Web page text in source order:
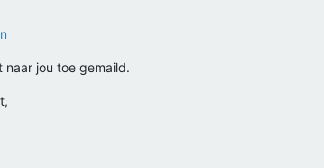
jou toe gemaild.